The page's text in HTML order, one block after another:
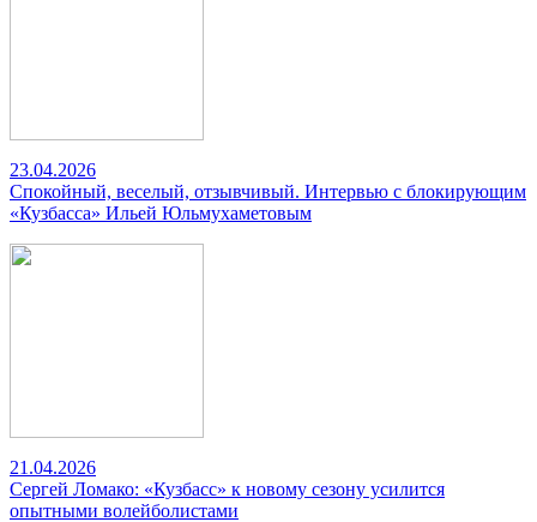
23.04.2026
Спокойный, веселый, отзывчивый. Интервью с блокирующим
«Кузбасса» Ильей Юльмухаметовым
21.04.2026
Сергей Ломако: «Кузбасс» к новому сезону усилится
опытными волейболистами